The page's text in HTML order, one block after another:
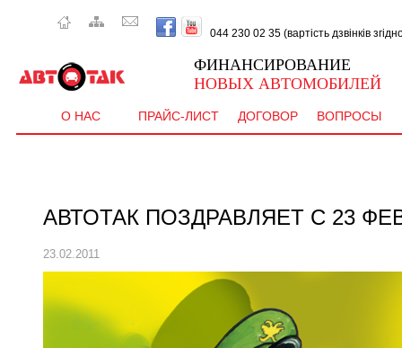
044 230 02 35 (вартість дзвінків
ФИНАНСИРОВАНИЕ
НОВЫХ АВТОМОБИЛЕЙ
О НАС ПРАЙС-ЛИСТ ДОГОВОР ВОПРОСЫ
АВТОТАК ПОЗДРАВЛЯЕТ С 23
23.02.2011